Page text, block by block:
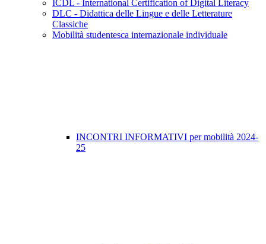
ICDL - International Certification of Digital Literacy
DLC - Didattica delle Lingue e delle Letterature
Classiche
Mobilità studentesca internazionale individuale
INCONTRI INFORMATIVI per mobilità 2024-
25